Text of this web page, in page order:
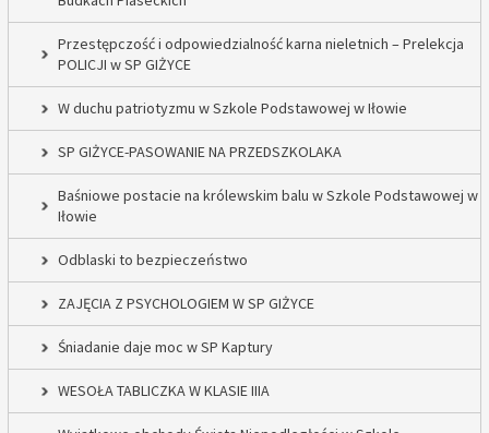
Przestępczość i odpowiedzialność karna nieletnich – Prelekcja
POLICJI w SP GIŻYCE
W duchu patriotyzmu w Szkole Podstawowej w Iłowie
SP GIŻYCE-PASOWANIE NA PRZEDSZKOLAKA
Baśniowe postacie na królewskim balu w Szkole Podstawowej w
Iłowie
Odblaski to bezpieczeństwo
ZAJĘCIA Z PSYCHOLOGIEM W SP GIŻYCE
Śniadanie daje moc w SP Kaptury
WESOŁA TABLICZKA W KLASIE IIIA